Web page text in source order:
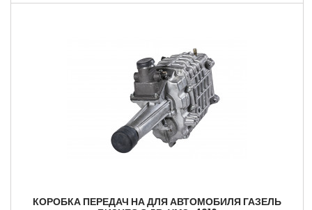
КОРОБКА ПЕРЕДАЧ НА ДЛЯ АВТОМОБИЛЯ ГАЗЕЛЬ